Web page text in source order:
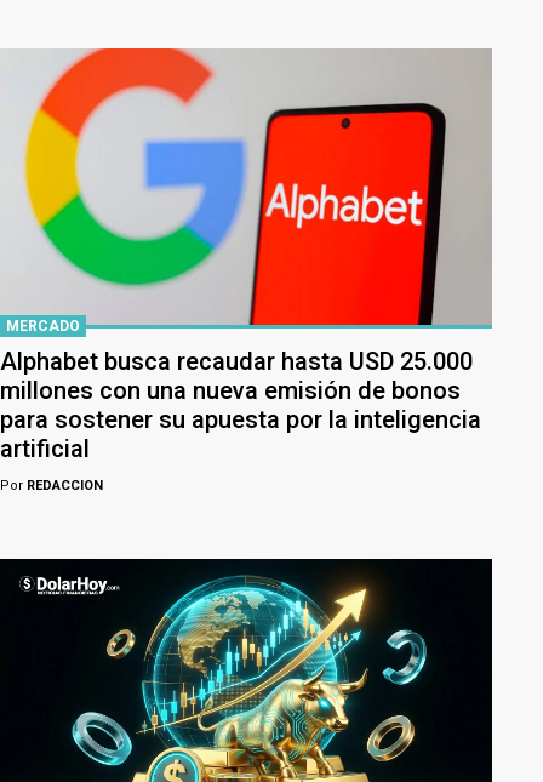
MERCADO
Alphabet busca recaudar hasta USD 25.000
millones con una nueva emisión de bonos
para sostener su apuesta por la inteligencia
artificial
Por REDACCION